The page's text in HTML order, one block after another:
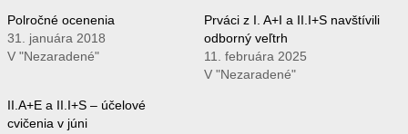
Polročné ocenenia
31. januára 2018
V "Nezaradené"
Prváci z I. A+I a II.I+S navštívili
odborný veľtrh
11. februára 2025
V "Nezaradené"
II.A+E a II.I+S – účelové
cvičenia v júni